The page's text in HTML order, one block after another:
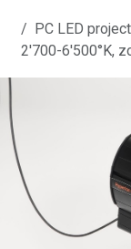
PC LED
2'700-6'500°K,